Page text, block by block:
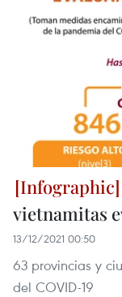
vietnamitas
13/12/2021 00:50
63 provincias y
del COVID-19